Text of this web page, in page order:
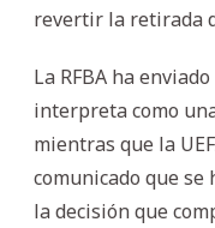
revertir la retirada
La RFBA ha
interpreta como
mientras que la
comunicado que se
la decisión que